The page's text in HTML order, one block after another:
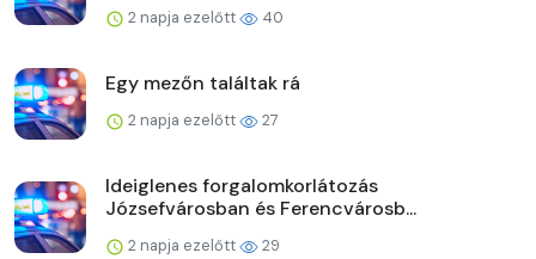
2 napja ezelőtt 40
Egy mezőn találtak rá
2 napja ezelőtt 27
Ideiglenes forgalomkorlátozás
Józsefvárosban és Ferencvárosb...
2 napja ezelőtt 29